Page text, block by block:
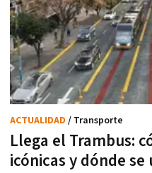
Llega el Trambus:
icónicas y dónde se
ACTUALIDAD / Transporte